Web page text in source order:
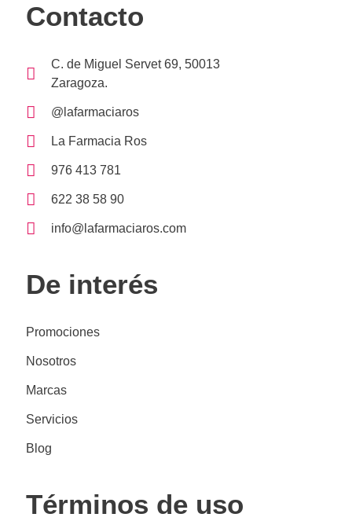
Contacto
C. de Miguel Servet 69, 50013
Zaragoza.
@lafarmaciaros
La Farmacia Ros
976 413 781
622 38 58 90
info@lafarmaciaros.com
De interés
Promociones
Nosotros
Marcas
Servicios
Blog
Términos de uso